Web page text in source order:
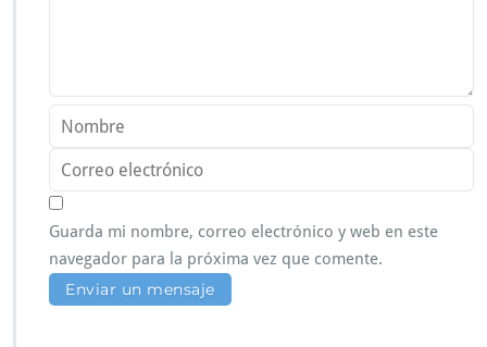
Guarda mi nombre, correo electrónico y web en este
navegador para la próxima vez que comente.